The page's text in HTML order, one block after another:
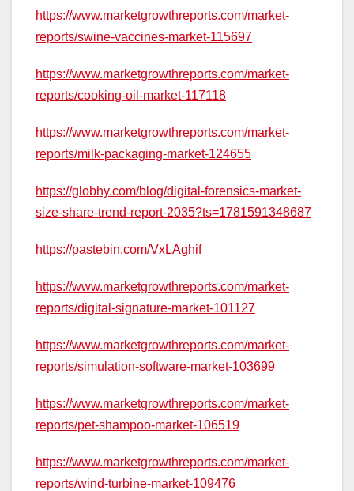
https://www.marketgrowthreports.com/market-
reports/swine-vaccines-market-115697
https://www.marketgrowthreports.com/market-
reports/cooking-oil-market-117118
https://www.marketgrowthreports.com/market-
reports/milk-packaging-market-124655
https://globhy.com/blog/digital-forensics-market-
size-share-trend-report-2035?ts=1781591348687
https://pastebin.com/VxLAghif
https://www.marketgrowthreports.com/market-
reports/digital-signature-market-101127
https://www.marketgrowthreports.com/market-
reports/simulation-software-market-103699
https://www.marketgrowthreports.com/market-
reports/pet-shampoo-market-106519
https://www.marketgrowthreports.com/market-
reports/wind-turbine-market-109476